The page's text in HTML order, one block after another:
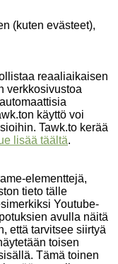
(kuten evästeet),
reaaliaikaisen
verkkosivustoa
käyttö voi
Tawk.to kerää
lisää täältä.
elementtejä,
tieto tälle
Youtube-
avulla näitä
että tarvitsee siirtyä
toisen
Tämä toinen